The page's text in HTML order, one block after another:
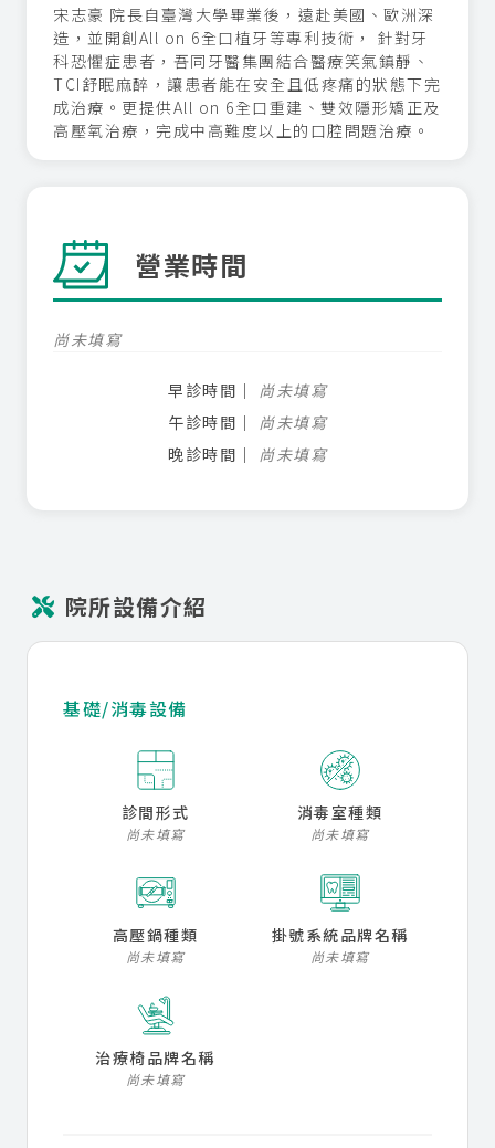
宋志豪 院長自臺灣大學畢業後，遠赴美國、歐洲深
造，並開創All on 6全口植牙等專利技術， 針對牙
科恐懼症患者，吾同牙醫集團結合醫療笑氣鎮靜、
TCI舒眠麻醉，讓患者能在安全且低疼痛的狀態下完
成治療。更提供All on 6全口重建、雙效隱形矯正及
高壓氧治療，完成中高難度以上的口腔問題治療。
營業時間
尚未填寫
早診時間
尚未填寫
午診時間
尚未填寫
晚診時間
尚未填寫
院所設備介紹
基礎/消毒設備
診間形式
尚未填寫
消毒室種類
尚未填寫
高壓鍋種類
尚未填寫
掛號系統品牌名稱
尚未填寫
治療椅品牌名稱
尚未填寫